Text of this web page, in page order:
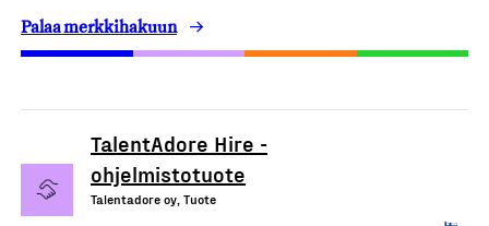
Palaa merkkihakuun
TalentAdore Hire -
ohjelmistotuote
Talentadore oy, Tuote